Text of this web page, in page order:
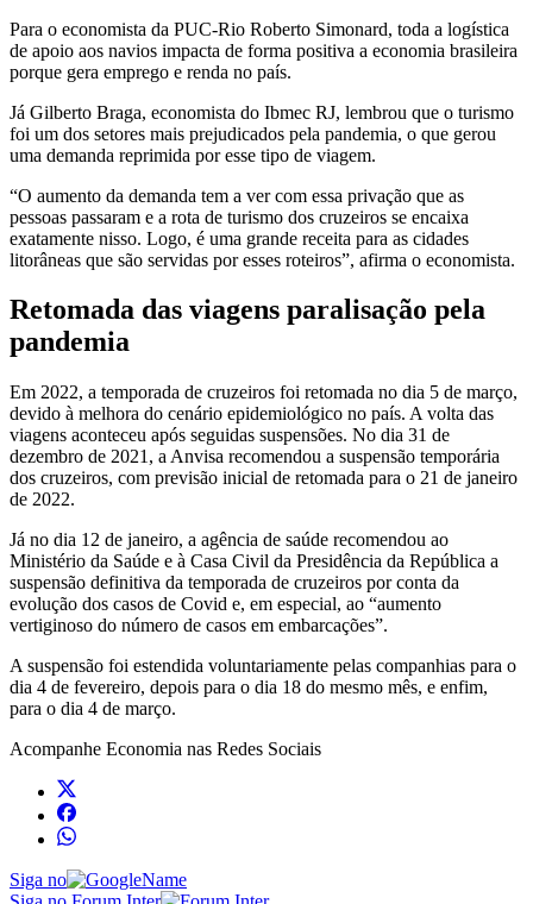
Para o economista da PUC-Rio Roberto Simonard, toda a logística
de apoio aos navios impacta de forma positiva a economia brasileira
porque gera emprego e renda no país.
Já Gilberto Braga, economista do Ibmec RJ, lembrou que o turismo
foi um dos setores mais prejudicados pela pandemia, o que gerou
uma demanda reprimida por esse tipo de viagem.
“O aumento da demanda tem a ver com essa privação que as
pessoas passaram e a rota de turismo dos cruzeiros se encaixa
exatamente nisso. Logo, é uma grande receita para as cidades
litorâneas que são servidas por esses roteiros”, afirma o economista.
Retomada das viagens paralisação pela
pandemia
Em 2022, a temporada de cruzeiros foi retomada no dia 5 de março,
devido à melhora do cenário epidemiológico no país. A volta das
viagens aconteceu após seguidas suspensões. No dia 31 de
dezembro de 2021, a Anvisa recomendou a suspensão temporária
dos cruzeiros, com previsão inicial de retomada para o 21 de janeiro
de 2022.
Já no dia 12 de janeiro, a agência de saúde recomendou ao
Ministério da Saúde e à Casa Civil da Presidência da República a
suspensão definitiva da temporada de cruzeiros por conta da
evolução dos casos de Covid e, em especial, ao “aumento
vertiginoso do número de casos em embarcações”.
A suspensão foi estendida voluntariamente pelas companhias para o
dia 4 de fevereiro, depois para o dia 18 do mesmo mês, e enfim,
para o dia 4 de março.
Acompanhe Economia nas Redes Sociais
Siga no